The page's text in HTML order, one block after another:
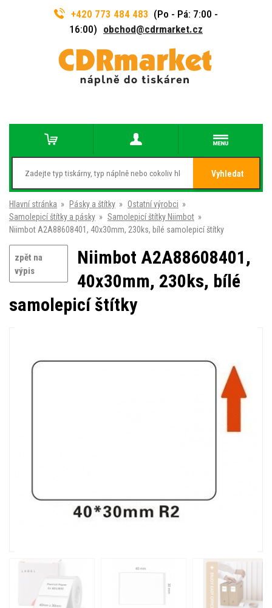
+420 773 484 483 (Po - Pá: 7:00 -
16:00) obchod@cdrmarket.cz
Vyhledat
Hlavní stránka » Pásky a štítky » Ostatní výrobci »
Samolepicí štítky a pásky » Samolepicí štítky Niimbot »
Niimbot A2A88608401, 40x30mm, 230ks, bílé samolepicí štítky
zpět na
výpis
Niimbot A2A88608401,
40x30mm, 230ks, bílé
samolepicí štítky